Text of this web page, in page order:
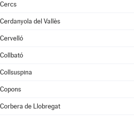
Cercs
Cerdanyola del Vallès
Cervelló
Collbató
Collsuspina
Copons
Corbera de Llobregat